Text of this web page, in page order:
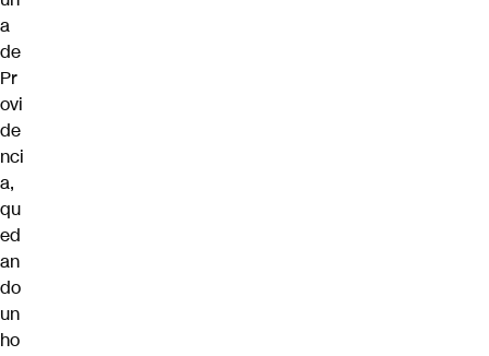
a
de
Pr
ovi
de
nci
a,
qu
ed
an
do
un
ho